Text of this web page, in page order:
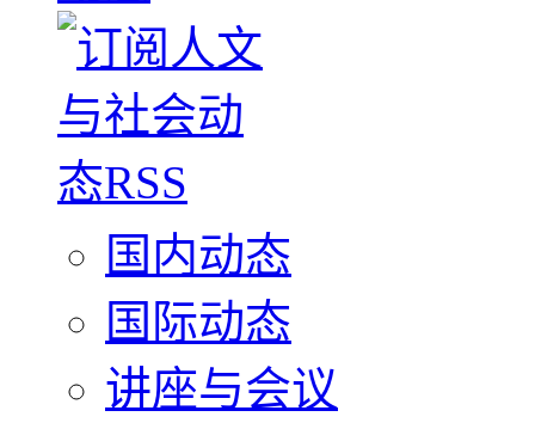
国内动态
国际动态
讲座与会议